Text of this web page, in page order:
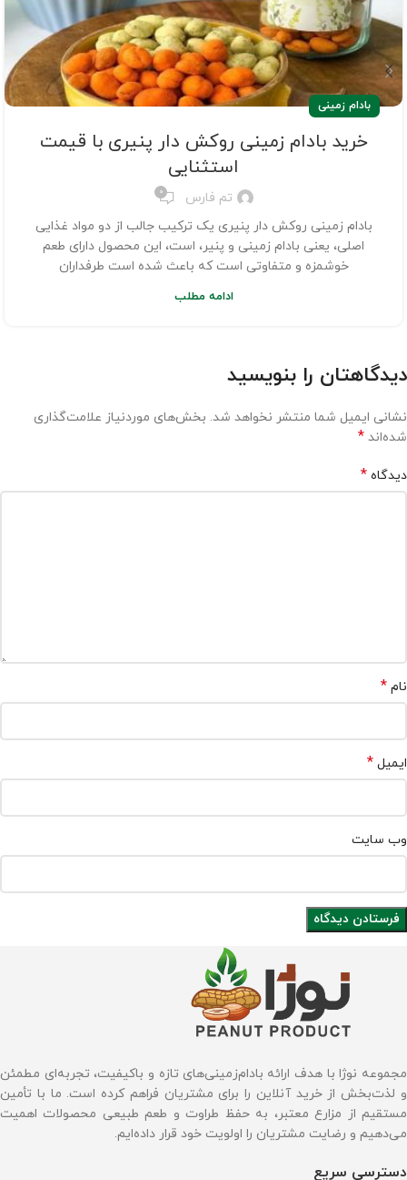
بادام زمینی
خرید بادام زمینی روکش دار پنیری با قیمت
استثنایی
تم فارس 0
بادام زمینی روکش دار پنیری یک ترکیب جالب از دو مواد غذایی
اصلی، یعنی بادام زمینی و پنیر، است، این محصول دارای طعم
خوشمزه و متفاوتی است که باعث شده است طرفداران
ادامه مطلب
دیدگاهتان را بنویسید
نشانی ایمیل شما منتشر نخواهد شد. بخش‌های موردنیاز علامت‌گذاری
شده‌اند *
دیدگاه *
نام *
ایمیل *
وب‌ سایت
مجموعه نوژا با هدف ارائه بادام‌زمینی‌های تازه و باکیفیت، تجربه‌ای مطمئن
و لذت‌بخش از خرید آنلاین را برای مشتریان فراهم کرده است. ما با تأمین
مستقیم از مزارع معتبر، به حفظ طراوت و طعم طبیعی محصولات اهمیت
می‌دهیم و رضایت مشتریان را اولویت خود قرار داده‌ایم.
دسترسی سریع